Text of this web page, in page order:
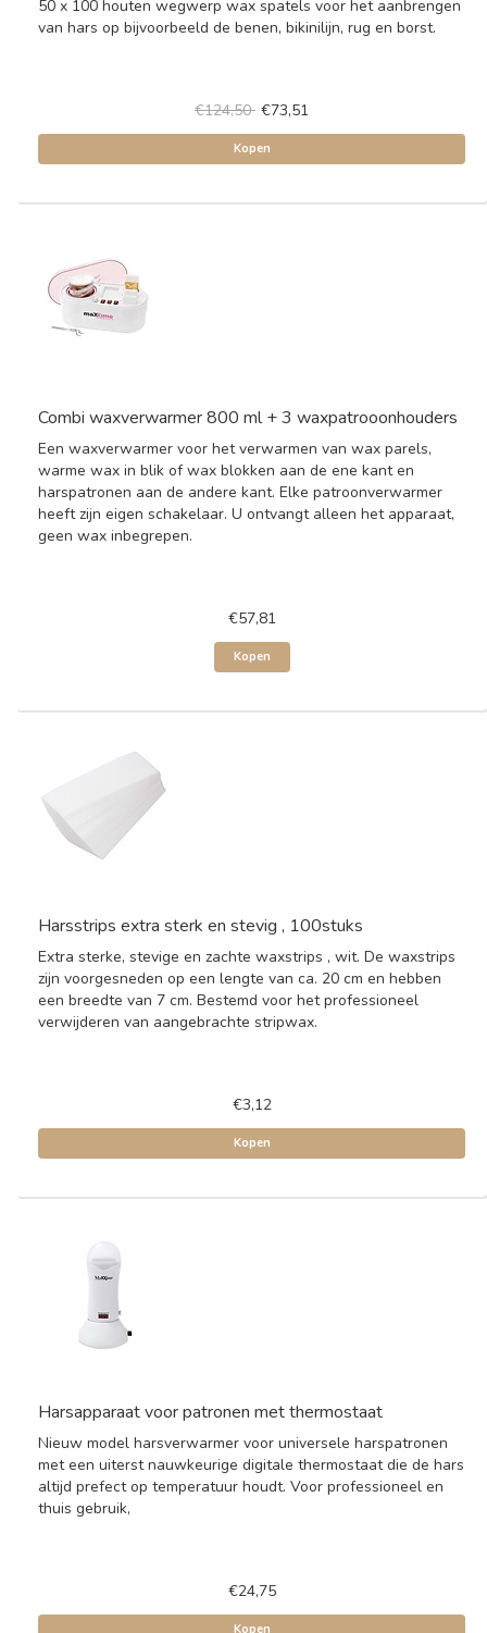
50 x 100 houten wegwerp wax spatels voor het aanbrengen
van hars op bijvoorbeeld de benen, bikinilijn, rug en borst.
€124,50 €73,51
Kopen
Combi waxverwarmer 800 ml + 3 waxpatrooonhouders
Een waxverwarmer voor het verwarmen van wax parels,
warme wax in blik of wax blokken aan de ene kant en
harspatronen aan de andere kant. Elke patroonverwarmer
heeft zijn eigen schakelaar. U ontvangt alleen het apparaat,
geen wax inbegrepen.
€57,81
Kopen
Harsstrips extra sterk en stevig , 100stuks
Extra sterke, stevige en zachte waxstrips , wit. De waxstrips
zijn voorgesneden op een lengte van ca. 20 cm en hebben
een breedte van 7 cm. Bestemd voor het professioneel
verwijderen van aangebrachte stripwax.
€3,12
Kopen
Harsapparaat voor patronen met thermostaat
Nieuw model harsverwarmer voor universele harspatronen
met een uiterst nauwkeurige digitale thermostaat die de hars
altijd prefect op temperatuur houdt. Voor professioneel en
thuis gebruik,
€24,75
Kopen